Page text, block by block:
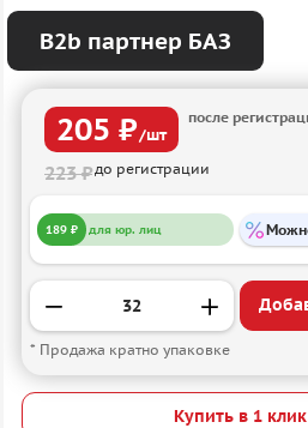
B2b партнер БАЗ
205 ₽/шт
после
223 ₽до регистрации
189 ₽ для юр. лиц
* Продажа кратно упаковке
Купить в 1 клик